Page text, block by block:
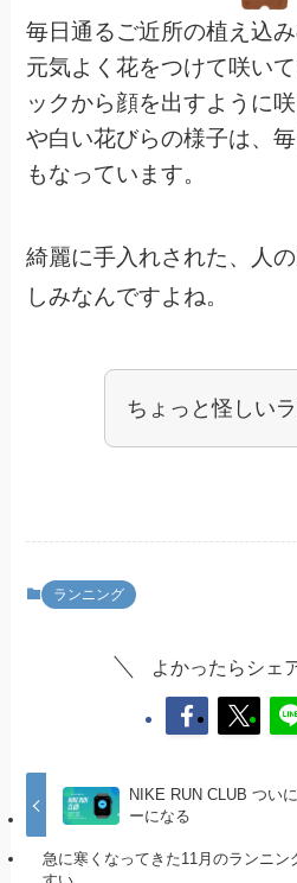
毎日通るご近所の植え込
元気よく花をつけて咲い
ックから顔を出すように
や白い花びらの様子は、
もなっています。
綺麗に手入れされた、人
しみなんですよね。
ちょっと怪しい
ランニング
よかったらシェ
NIKE RUN CLUB つい
ーになる
急に寒くなってきた11月のランニン